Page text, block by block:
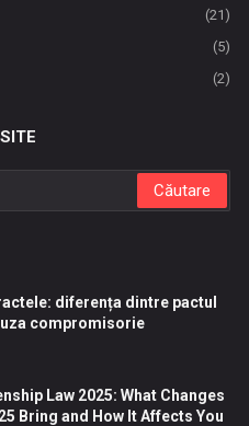
(21)
(5)
(2)
diferența dintre pactul
compromisorie
Law 2025: What Changes
Bring and How It Affects You